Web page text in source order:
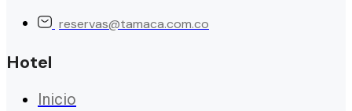
reservas@tamaca.com.co
Hotel
Inicio